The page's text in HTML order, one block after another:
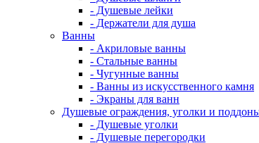
- Душевые лейки
- Держатели для душа
Ванны
- Акриловые ванны
- Стальные ванны
- Чугунные ванны
- Ванны из искусственного камня
- Экраны для ванн
Душевые ограждения, уголки и
- Душевые уголки
- Душевые перегородки